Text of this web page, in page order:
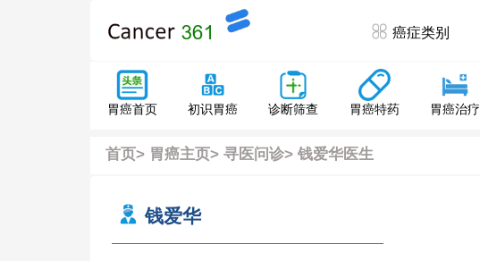
癌症类别
胃癌首页 初识胃癌 诊断筛查 胃癌特药 胃癌治疗
首页> 胃癌主页> 寻医问诊> 钱爱华医生
钱爱华